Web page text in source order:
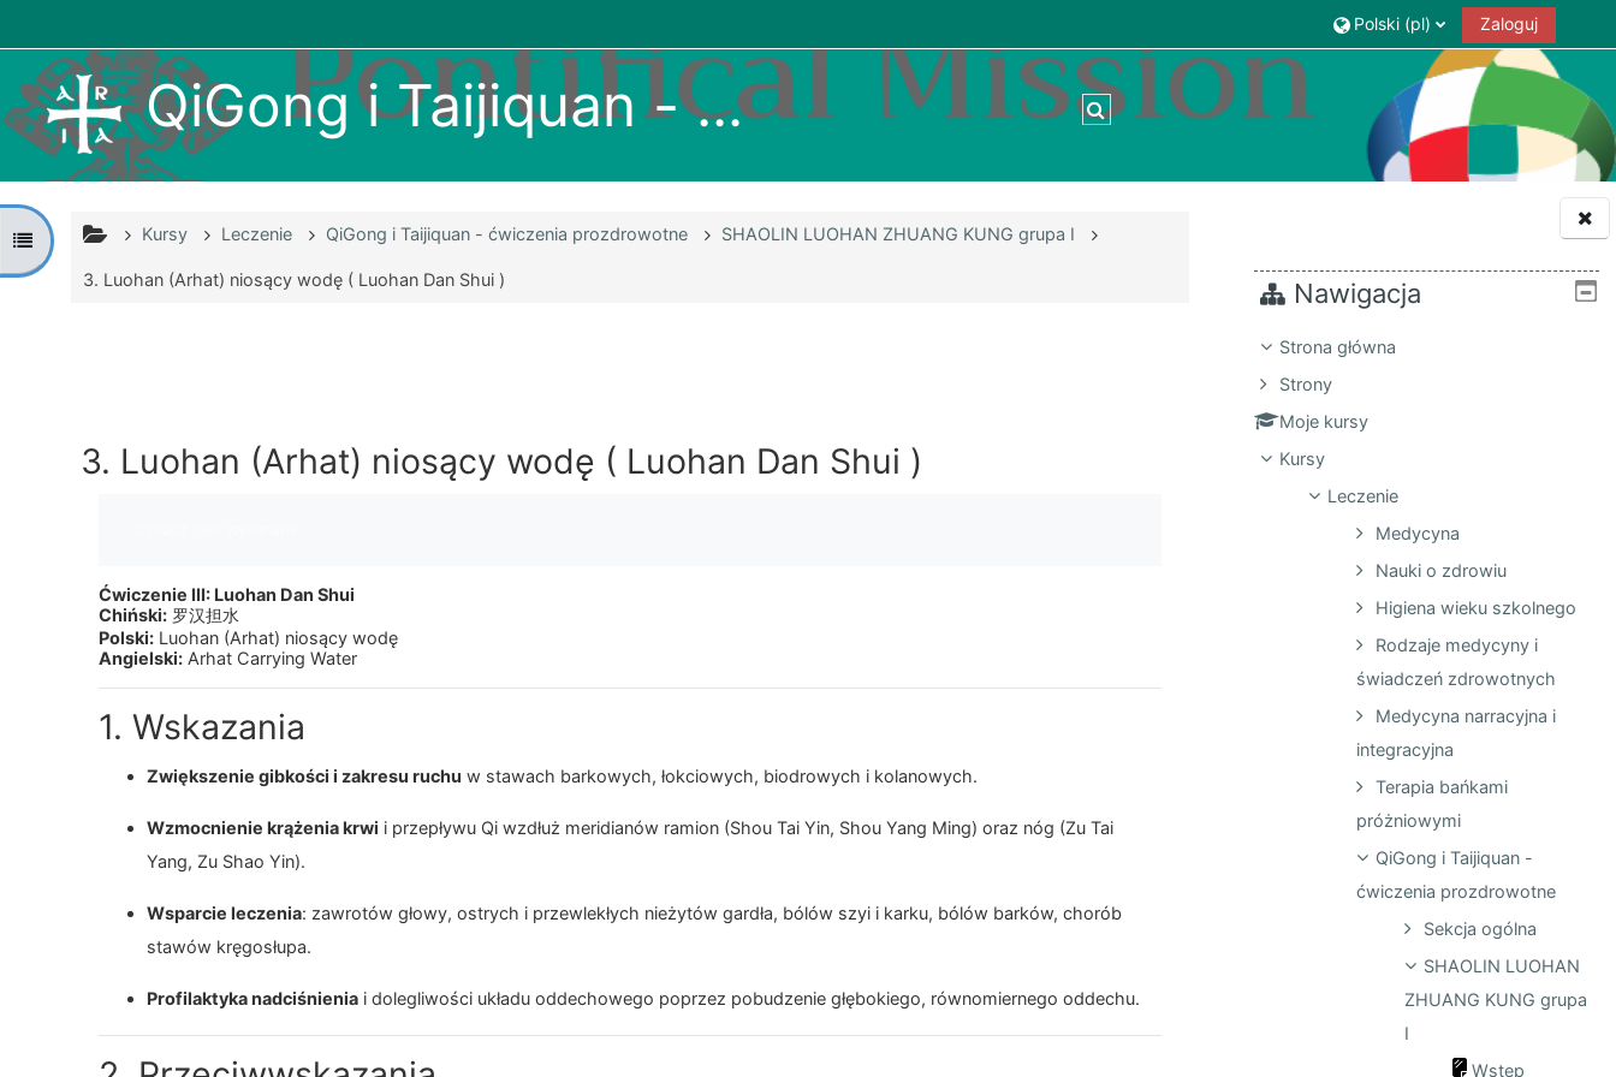
Nawigacja
Strona główna
Strony
Moje kursy
Kursy
Leczenie
Medycyna
Nauki o zdrowiu
Higiena wieku szkolnego
Rodzaje medycyny i
świadczeń zdrowotnych
Medycyna narracyjna i
integracyjna
Terapia bańkami
próżniowymi
QiGong i Taijiquan -
ćwiczenia prozdrowotne
Sekcja ogólna
SHAOLIN LUOHAN
ZHUANG KUNG grupa
I
Wstęp
Polski ‎(pl)‎ Zaloguj
QiGong i Taijiquan - ... Przełącznik wyszukiwarki
Otwórz indeks kursu
Kursy Leczenie QiGong i Taijiquan - ćwiczenia prozdrowotne SHAOLIN LUOHAN ZHUANG KUNG grupa I
3. Luohan (Arhat) niosący wodę ( Luohan Dan Shui )
3. Luohan (Arhat) niosący wodę ( Luohan Dan Shui )
Ćwiczenie III: Luohan Dan Shui
Chiński:罗汉担水
Polski:Luohan (Arhat) niosący wodę
Angielski:Arhat Carrying Water
1. Wskazania
Zwiększenie gibkości i zakresu ruchu w stawach barkowych, łokciowych, biodrowych i kolanowych.
Wzmocnienie krążenia krwi i przepływu Qi wzdłuż meridianów ramion (Shou Tai Yin, Shou Yang Ming) oraz nóg (Zu Tai
Yang, Zu Shao Yin).
Wsparcie leczenia: zawrotów głowy, ostrych i przewlekłych nieżytów gardła, bólów szyi i karku, bólów barków, chorób
stawów kręgosłupa.
Profilaktyka nadciśnieniai dolegliwości układu oddechowego poprzez pobudzenie głębokiego, równomiernego oddechu.